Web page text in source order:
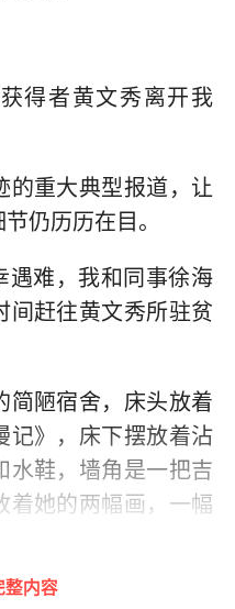
得者黄文秀离开我
的重大典型报道，让
仍历历在目。
遇难，我和同事徐海
间赶往黄文秀所驻贫
简陋宿舍，床头放着
记》，床下摆放着沾
水鞋，墙角是一把吉
着她的两幅画，一幅
素描，画面温馨动
灿灿的向日葵迎着阳
整内容